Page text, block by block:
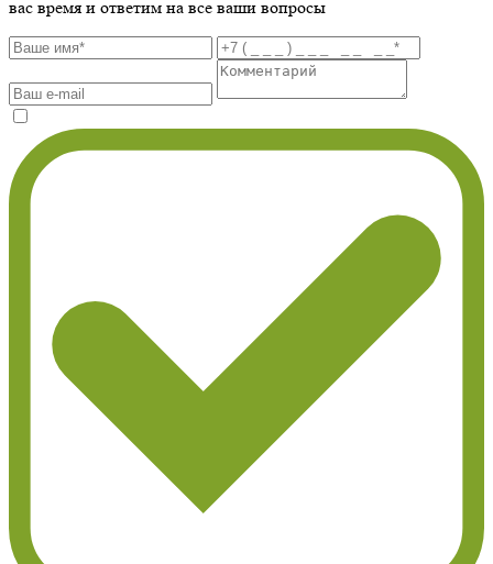
вас время и ответим на все ваши вопросы